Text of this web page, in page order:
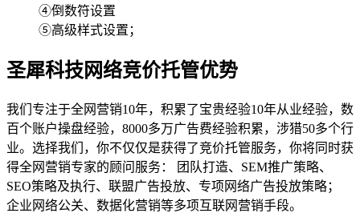
④倒数符设置
⑤高级样式设置；
圣犀科技网络竞价托管优势
我们专注于全网营销10年，积累了宝贵经验10年从业经验，数
百个账户操盘经验，8000多万广告费经验积累，涉猎50多个行
业。选择我们，你不仅仅是获得了竞价托管服务，你将同时获
得全网营销专家的顾问服务： 团队打造、SEM推广策略、
SEO策略及执行、联盟广告投放、专项网络广告投放策略；
企业网络公关、数据化营销等多项互联网营销手段。